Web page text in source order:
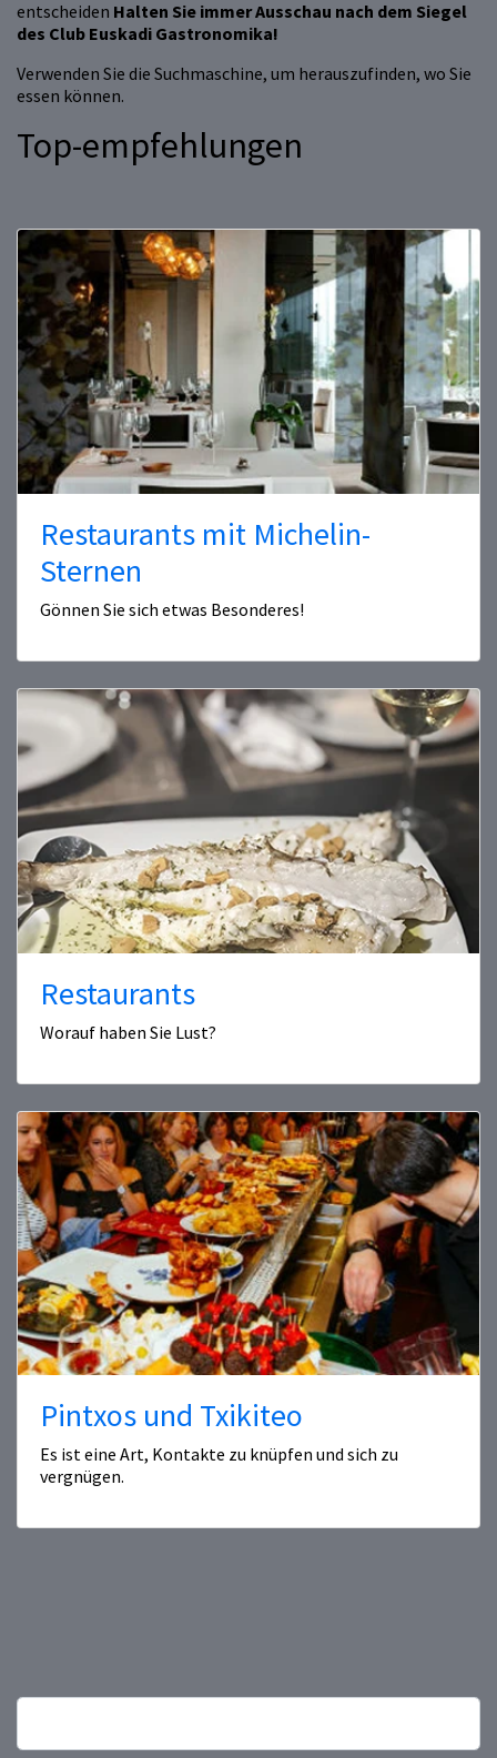
entscheiden Halten Sie immer Ausschau nach dem Siegel
des Club Euskadi Gastronomika!
Verwenden Sie die Suchmaschine, um herauszufinden, wo Sie
essen können.
Top-empfehlungen
Restaurants mit Michelin-
Sternen
Gönnen Sie sich etwas Besonderes!
Restaurants
Worauf haben Sie Lust?
Pintxos und Txikiteo
Es ist eine Art, Kontakte zu knüpfen und sich zu
vergnügen.